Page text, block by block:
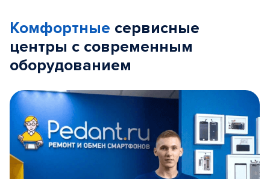
Комфортные сервисные
центры с современным
оборудованием